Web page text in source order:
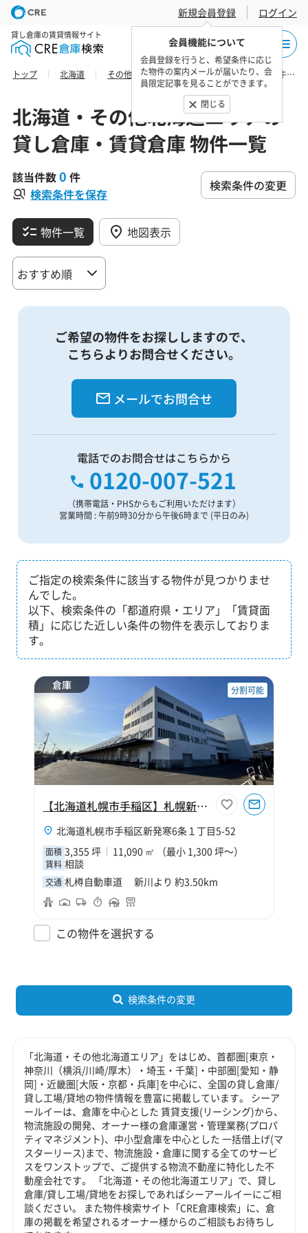
新規会員登録
会員機能について
会員登録を行うと、希望条件に応じ
た物件の案内メールが届いたり、会
員限定記事を見ることができます。
閉じる
ログイン
貸し倉庫の賃貸情報サイト
トップ 北海道 その他北海道エリア 空知総合振興局妹背牛町の貸し倉庫・賃貸倉庫 物件一覧
北海道・その他北海道エリアの
貸し倉庫・賃貸倉庫 物件一覧
該当件数0 件
検索条件を保存
検索条件の変更
物件一覧 地図表示
ご希望の物件をお探ししますので、
こちらよりお問合せください。
メールでお問合せ
電話でのお問合せはこちらから
0120-007-521
（携帯電話・PHSからもご利用いただけます）
営業時間 : 午前9時30分から午後6時まで (平日のみ)
ご指定の検索条件に該当する物件が見つかりませ
んでした。
以下、検索条件の「都道府県・エリア」「賃貸面
積」に応じた近しい条件の物件を表示しておりま
す。
倉庫 分割可能
【北海道札幌市手稲区】札幌新発寒物流センター
北海道札幌市手稲区新発寒6条１丁目5-52
面積 3,355 坪 11,090 ㎡ （最小 1,300 坪～）
賃料 相談
交通 札樽自動車道 新川より 約3.50km
この物件を選択する
検索条件の変更
「北海道・その他北海道エリア」をはじめ、首都圏[東京・
神奈川（横浜/川崎/厚木）・埼玉・千葉]・中部圏[愛知・静
岡]・近畿圏[大阪・京都・兵庫]を中心に、全国の貸し倉庫/
貸し工場/貸地の物件情報を豊富に掲載しています。 シーア
ールイーは、倉庫を中心とした 賃貸支援(リーシング)から、
物流施設の開発、オーナー様の倉庫運営・管理業務(プロパ
ティマネジメント)、中小型倉庫を中心とした 一括借上げ(マ
スターリース)まで、物流施設・倉庫に関する全てのサービ
スをワンストップで、ご提供する物流不動産に特化した不
動産会社です。 「北海道・その他北海道エリア」で、貸し
倉庫/貸し工場/貸地をお探しであればシーアールイーにご相
談ください。 また物件検索サイト「CRE倉庫検索」に、倉
庫の掲載を希望されるオーナー様からのご相談もお待ちし